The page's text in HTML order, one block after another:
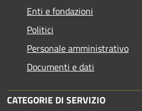
Enti e fondazioni
Politici
Personale amministrativo
Documenti e dati
CATEGORIE DI SERVIZIO